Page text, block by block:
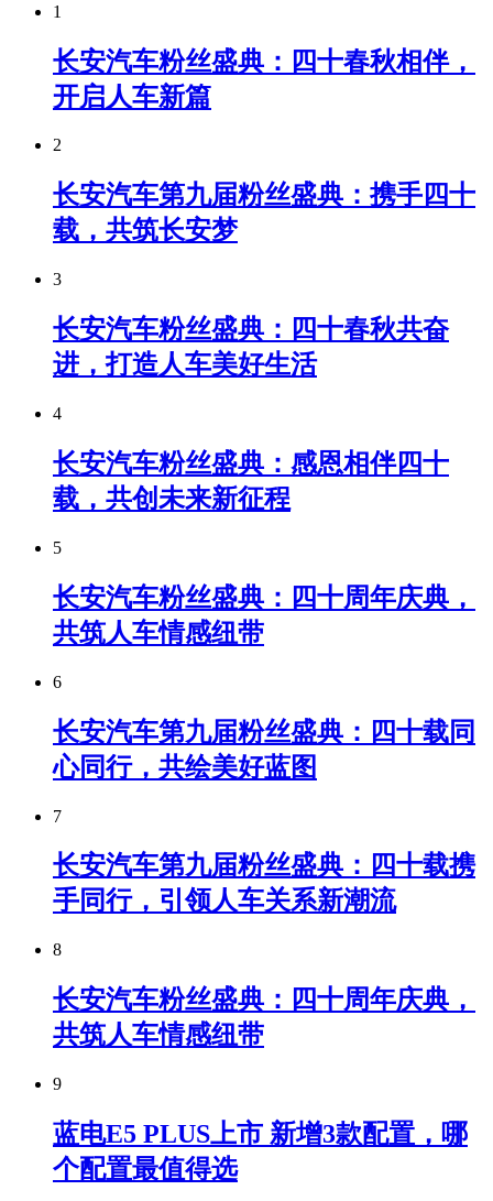
1
长安汽车粉丝盛典：四十春秋相伴，
开启人车新篇
2
长安汽车第九届粉丝盛典：携手四十
载，共筑长安梦
3
长安汽车粉丝盛典：四十春秋共奋
进，打造人车美好生活
4
长安汽车粉丝盛典：感恩相伴四十
载，共创未来新征程
5
长安汽车粉丝盛典：四十周年庆典，
共筑人车情感纽带
6
长安汽车第九届粉丝盛典：四十载同
心同行，共绘美好蓝图
7
长安汽车第九届粉丝盛典：四十载携
手同行，引领人车关系新潮流
8
长安汽车粉丝盛典：四十周年庆典，
共筑人车情感纽带
9
蓝电E5 PLUS上市 新增3款配置，哪
个配置最值得选